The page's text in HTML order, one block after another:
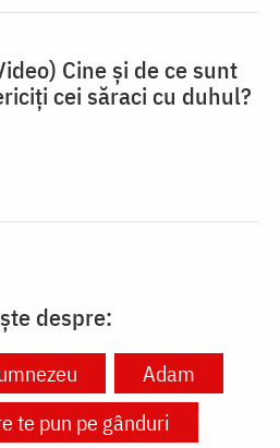
Cine și de ce sunt
cei săraci cu duhul?
despre:
Adam
te pun pe gânduri